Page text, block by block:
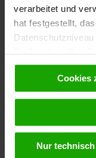
verarbeitet und
hat festgestellt,
Risiko, dass Ihre
Anordnungen
Meta) dem Zugriff
wirksamen
Ihrem Klick auf
von Drittanbietern
Cookies
Nur